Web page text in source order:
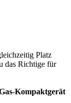
Platz
das Richtige für
Kompaktgerät